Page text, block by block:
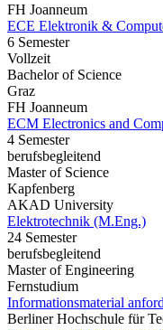
FH Joanneum
ECE Elektronik &
6 Semester
Vollzeit
Bachelor of Science
Graz
FH Joanneum
ECM Electronics and
4 Semester
berufsbegleitend
Master of Science
Kapfenberg
AKAD University
Elektrotechnik (M.Eng.)
24 Semester
berufsbegleitend
Master of Engineering
Fernstudium
Informationsmaterial
Berliner Hochschule für